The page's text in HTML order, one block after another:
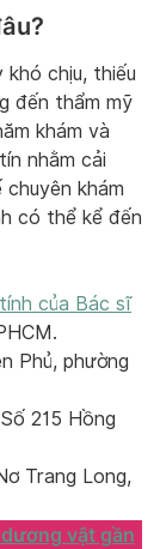
khó chịu, thiếu
đến thẩm mỹ
khám và
nhằm cải
khám
có thể kể đến
của Bác sĩ
Phủ, phường
215 Hồng
Trang Long,
vật gần